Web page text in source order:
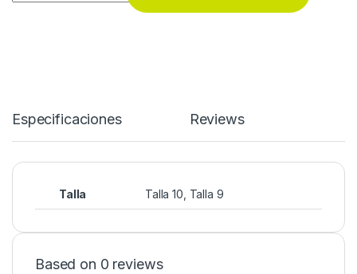
Especificaciones Reviews
Talla Talla 10, Talla 9
Based on 0 reviews